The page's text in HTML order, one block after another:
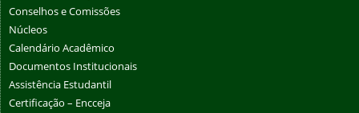
Conselhos e Comissões
Núcleos
Calendário Acadêmico
Documentos Institucionais
Assistência Estudantil
Certificação – Encceja